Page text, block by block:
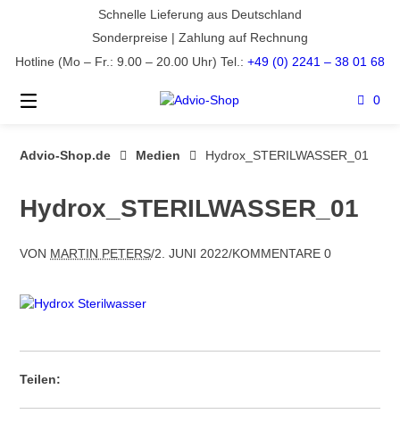
Schnelle Lieferung aus Deutschland
Sonderpreise | Zahlung auf Rechnung
Hotline (Mo – Fr.: 9.00 – 20.00 Uhr) Tel.: +49 (0) 2241 – 38 01 68
0
Advio-Shop.de Medien Hydrox_STERILWASSER_01
Hydrox_STERILWASSER_01
VON MARTIN PETERS/2. JUNI 2022/KOMMENTARE 0
Teilen: